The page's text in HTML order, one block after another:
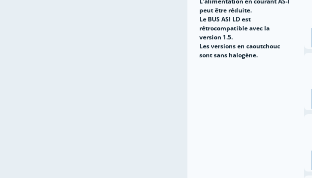
peut être réduite.
Le BUS ASI LD est
rétrocompatible avec la
version 1.5.
Les versions en caoutchouc
sont sans halogène.